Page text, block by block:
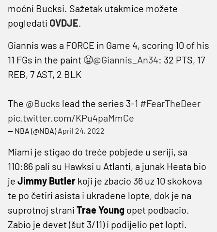
moćni Bucksi. Sažetak utakmice možete
pogledati OVDJE.
Giannis was a FORCE in Game 4, scoring 10 of his
11 FGs in the paint 😤@Giannis_An34: 32 PTS, 17
REB, 7 AST, 2 BLK
The @Bucks lead the series 3-1 #FearTheDeer
pic.twitter.com/KPu4paMmCe
— NBA (@NBA)April 24, 2022
Miami je stigao do treće pobjede u seriji, sa
110:86 pali su Hawksi u Atlanti, a junak Heata bio
je Jimmy Butler koji je zbacio 36 uz 10 skokova
te po četiri asista i ukradene lopte, dok je na
suprotnoj strani Trae Young opet podbacio.
Zabio je devet (šut 3/11) i podijelio pet lopti.